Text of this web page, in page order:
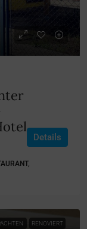
Details
RENOVIERT